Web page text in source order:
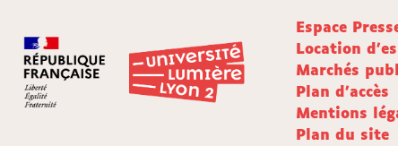
Espace
Location
Marchés
Plan d'accès
Mentions
Plan du site